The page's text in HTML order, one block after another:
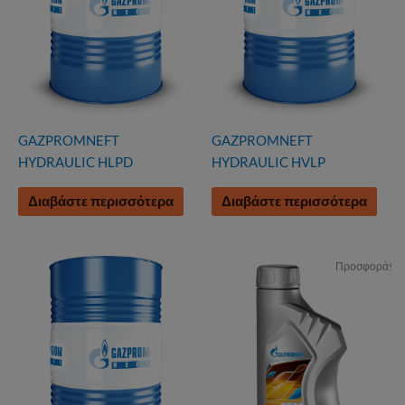
GAZPROMNEFT
HYDRAULIC HLPD
Διαβάστε περισσότερα
GAZPROMNEFT
HYDRAULIC HVLP
Διαβάστε περισσότερα
Προσφορά!